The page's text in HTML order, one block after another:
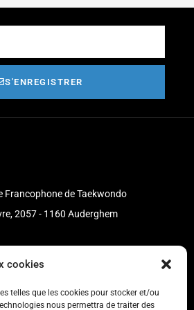
cookies
telles que les cookies pour stocker et/ou
nous permettra de traiter des
S'ENREGISTRER
Francophone de Taekwondo
2057 - 1160 Auderghem